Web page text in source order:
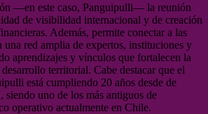
—en este caso, Panguipulli— la reunión
de visibilidad internacional y de creación
Además, permite conectar a las
una red amplia de expertos, instituciones y
aprendizajes y vínculos que fortalecen la
territorial. Cabe destacar que el
está cumpliendo 20 años desde de
uno de los más antiguos de
operativo actualmente en Chile.